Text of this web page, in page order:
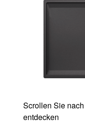
Scrollen Sie
entdecken